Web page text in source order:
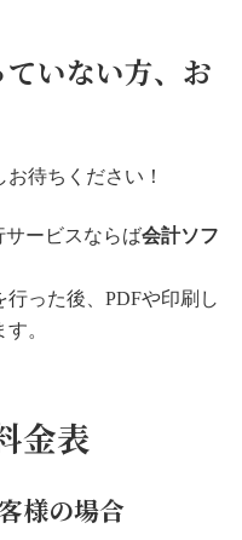
いない方、お
待ちください！
サービスならば会計ソフ
った後、PDFや印刷し
。
金表
様の場合